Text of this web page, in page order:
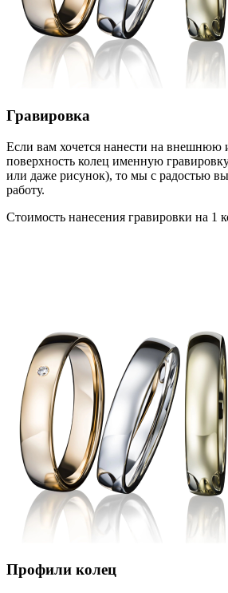
Гравировка
Если вам хочется нанести на
поверхность колец именную
или даже рисунок), то мы с радостью
работу.
Стоимость нанесения гравировки на 1
Профили колец